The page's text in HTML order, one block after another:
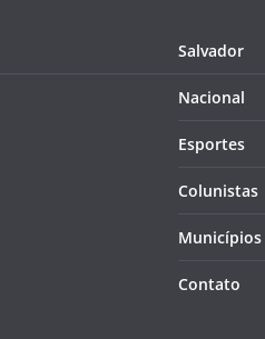
Salvador
Nacional
Esportes
Colunistas
Municípios
Contato